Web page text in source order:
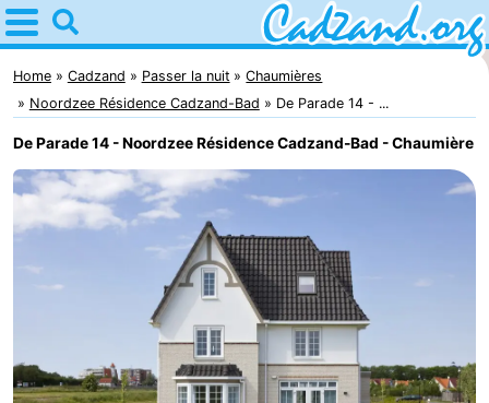
Home
Cadzand
Astuces
Avec
les
enfants
Passer
Appartements
Chaumières
Home Cadzand Passer la nuit
Chaumières
Noordzee Résidence Cadzand-Bad
De Parade 14 - ...
De Parade 14 - Noordzee Résidence Cadzand-Bad - Chaumière